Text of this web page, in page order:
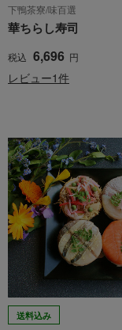
下鴨茶寮/味百選
華ちらし寿司
税込 6,696 円
レビュー1件
送料込み